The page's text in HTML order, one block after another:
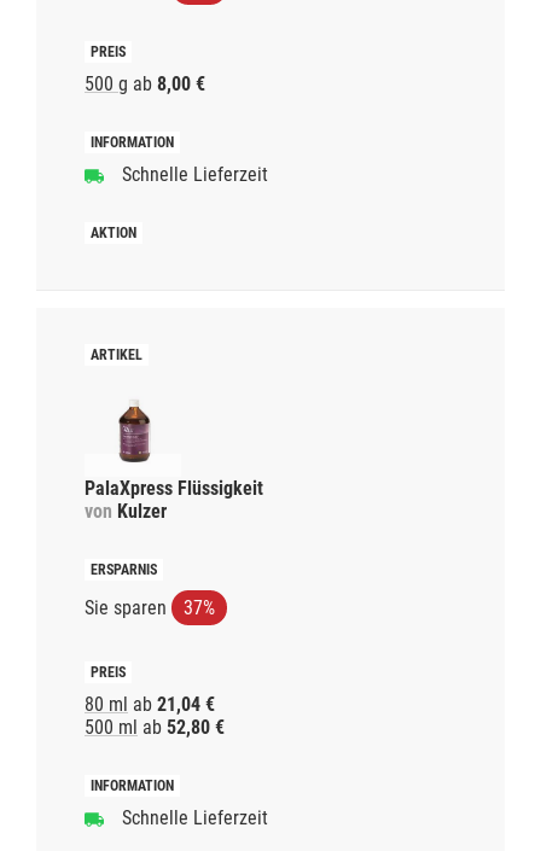
500 g ab 8,00 €
Schnelle Lieferzeit
PalaXpress Flüssigkeit
von Kulzer
Sie sparen 37%
80 ml ab 21,04 €
500 ml ab 52,80 €
Schnelle Lieferzeit